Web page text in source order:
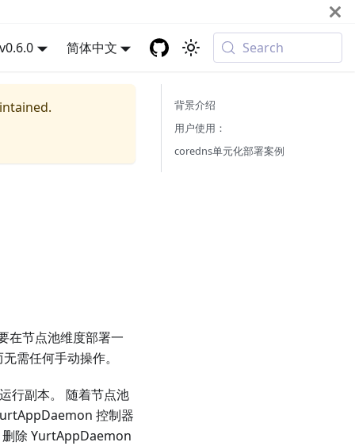
v0.6.0 简体中文 Search
在节点池维度部署一
需任何手动操作。
行副本。 随着节点池
控制器
除 YurtAppDaemon
背景介绍
用户使用：
coredns单元化部署案例